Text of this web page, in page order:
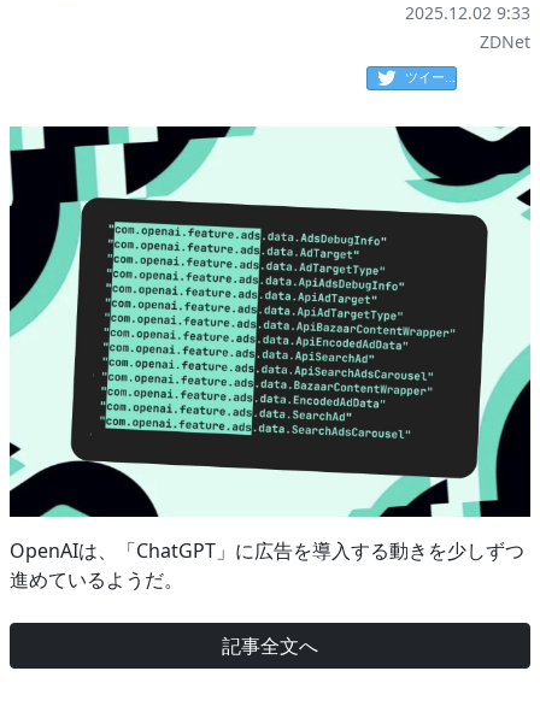
2025.12.02 9:33
ZDNet
ツイート
OpenAIは、「ChatGPT」に広告を導入する動きを少しずつ
進めているようだ。
記事全文へ